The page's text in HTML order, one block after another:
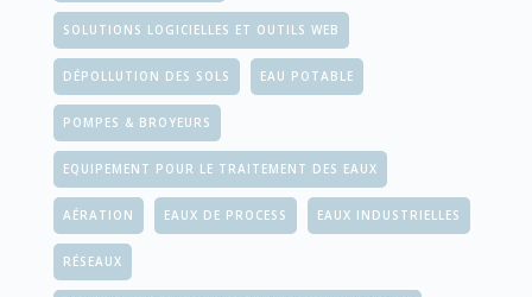
SOLUTIONS LOGICIELLES ET OUTILS WEB
DÉPOLLUTION DES SOLS EAU POTABLE
POMPES & BROYEURS
EQUIPEMENT POUR LE TRAITEMENT DES EAUX
AÉRATION EAUX DE PROCESS EAUX INDUSTRIELLES
RÉSEAUX